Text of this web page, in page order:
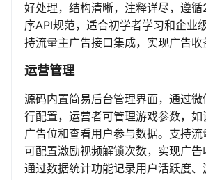
好处理，结构清晰，注释详尽，遵
序API规范，适合初学者学习和企业
持流量主广告接口集成，实现广告收
运营管理
源码内置简易后台管理界面，通过
行配置，运营者可管理游戏参数，
广告位和查看用户参与数据。支持流
可配置激励视频解锁次数，实现广
通过数据统计功能记录用户活跃度